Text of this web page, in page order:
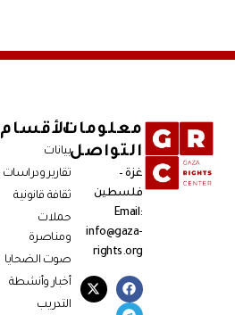
معلومات
التواصل
غزة –
فلسطين
Email:
info@gaza-
rights.org
الأقسام
بيانات
تقارير ودراسات
ثقافة قانونية
حملات
ومناصرة
صوت الضحايا
أخبار وأنشطة
التدريب